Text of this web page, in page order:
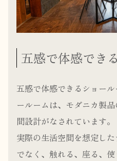
五感で体感でき
五感で体感できるショー
ールームは、モダニカ製
間設計がなされています。
実際の生活空間を想定し
でなく、触れる、座る、